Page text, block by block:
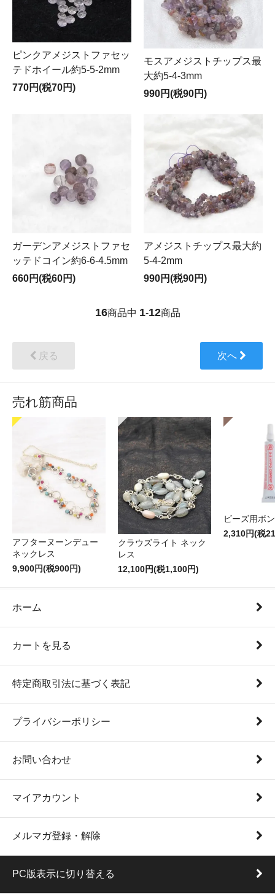
ピンクアメジストファセッ
テドホイール約5-5-2mm
770円(税70円)
モスアメジストチップス最
大約5-4-3mm
990円(税90円)
ガーデンアメジストファセ
ッテドコイン約6-6-4.5mm
660円(税60円)
アメジストチップス最大約
5-4-2mm
990円(税90円)
16商品中 1-12商品
戻る 次へ
売れ筋商品
アフターヌーンデュー
ネックレス
9,900円(税900円)
クラウズライト ネック
レス
12,100円(税1,100円)
ビーズ用ボ
2,310円(税
ホーム
カートを見る
特定商取引法に基づく表記
プライバシーポリシー
お問い合わせ
マイアカウント
メルマガ登録・解除
PC版表示に切り替える